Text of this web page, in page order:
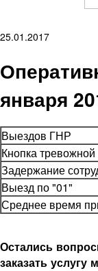
25.01.2017
января
Выездов ГНР
Кнопка тревожной
Задержание
Выезд по "01"
Среднее время
Остались
заказать услугу